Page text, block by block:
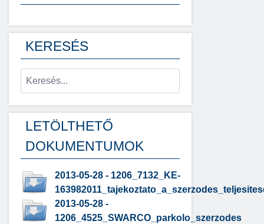
KERESÉS
LETÖLTHETŐ
DOKUMENTUMOK
2013-05-28 - 1206_7132_KE-
2013-05-28 -
1206_4525_SWARCO_parkolo_szerzodes